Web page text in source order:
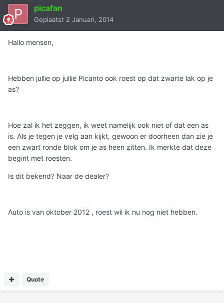
picafan
Geplaatst 2 Januari, 2014
Hallo mensen,
Hebben jullie op jullie Picanto ook roest op dat zwarte lak op je
as?
Hoe zal ik het zeggen, ik weet namelijk ook niet of dat een as
is. Als je tegen je velg aan kijkt, gewoon er doorheen dan zie je
een zwart ronde blok om je as heen zitten. Ik merkte dat deze
begint met roesten.
Is dit bekend? Naar de dealer?
Auto is van oktober 2012 , roest wil ik nu nog niet hebben.
Quote